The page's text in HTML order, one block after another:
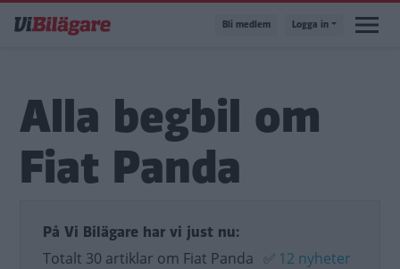
till
Bli medlem Logga in
Alla begbil om
Fiat Panda
På Vi Bilägare har vi just nu:
Totalt 30 artiklar om Fiat Panda ✅ 12 nyheter